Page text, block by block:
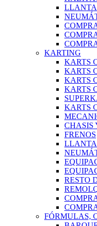
KARTING
KARTS
KARTS
KARTS
KARTS
KARTS
CHASIS
FRENOS
RESTO
FÓRMULAS,